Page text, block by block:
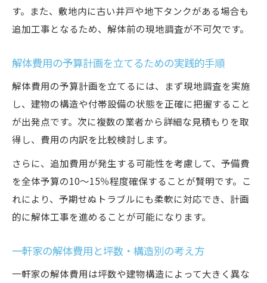
す。また、敷地内に古い井戸や地下タンクがある場合も
追加工事となるため、解体前の現地調査が不可欠です。
解体費用の予算計画を立てるための実践的手順
解体費用の予算計画を立てるには、まず現地調査を実施
し、建物の構造や付帯設備の状態を正確に把握すること
が出発点です。次に複数の業者から詳細な見積もりを取
得し、費用の内訳を比較検討します。
さらに、追加費用が発生する可能性を考慮して、予備費
を全体予算の10～15％程度確保することが賢明です。こ
れにより、予期せぬトラブルにも柔軟に対応でき、計画
的に解体工事を進めることが可能になります。
一軒家の解体費用と坪数・構造別の考え方
一軒家の解体費用は坪数や建物構造によって大きく異な